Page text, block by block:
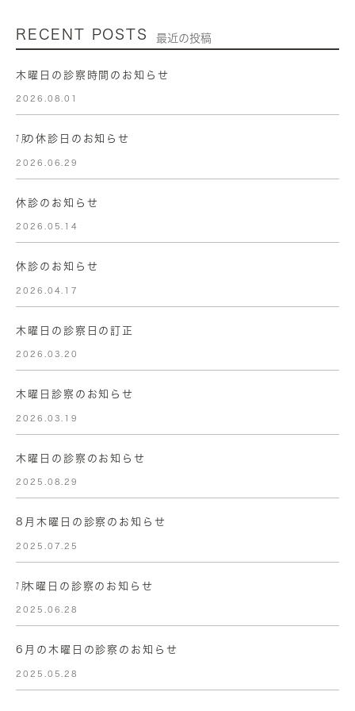
RECENT POSTS 最近の投稿
木曜日の診察時間のお知らせ
2026.08.01
㋆の休診日のお知らせ
2026.06.29
休診のお知らせ
2026.05.14
休診のお知らせ
2026.04.17
木曜日の診察日の訂正
2026.03.20
木曜日診察のお知らせ
2026.03.19
木曜日の診察のお知らせ
2025.08.29
8月木曜日の診察のお知らせ
2025.07.25
㋆木曜日の診察のお知らせ
2025.06.28
6月の木曜日の診察のお知らせ
2025.05.28